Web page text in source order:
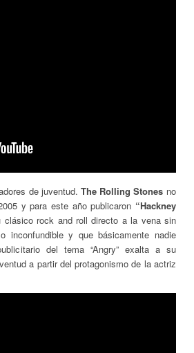
de juventud. The Rolling Stones no
y para este año publicaron “Hackney
rock and roll directo a la vena sin
y que básicamente nadie
del tema “Angry” exalta a su
a partir del protagonismo de la actriz